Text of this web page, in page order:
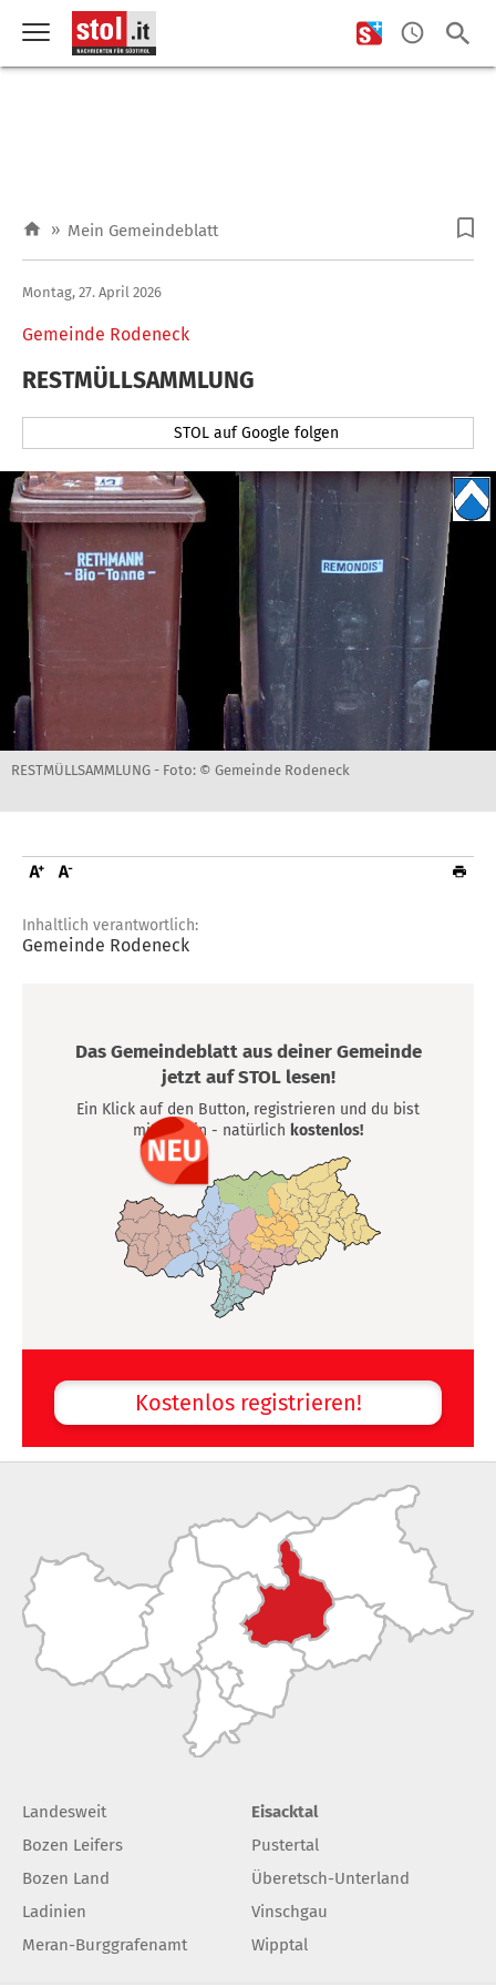
» Mein Gemeindeblatt
Gemeinde Rodeneck
Montag, 27. April 2026
RESTMÜLLSAMMLUNG
STOL auf Google folgen
RESTMÜLLSAMMLUNG - Foto: © Gemeinde Rodeneck
Inhaltlich verantwortlich:
Gemeinde Rodeneck
Das Gemeindeblatt aus deiner Gemeinde
jetzt auf STOL lesen!
Ein Klick auf den Button, registrieren und du bist
mittendrin - natürlich kostenlos!
Kostenlos registrieren!
Landesweit
Bozen Leifers
Bozen Land
Ladinien
Meran-Burggrafenamt
Eisacktal
Pustertal
Überetsch-Unterland
Vinschgau
Wipptal